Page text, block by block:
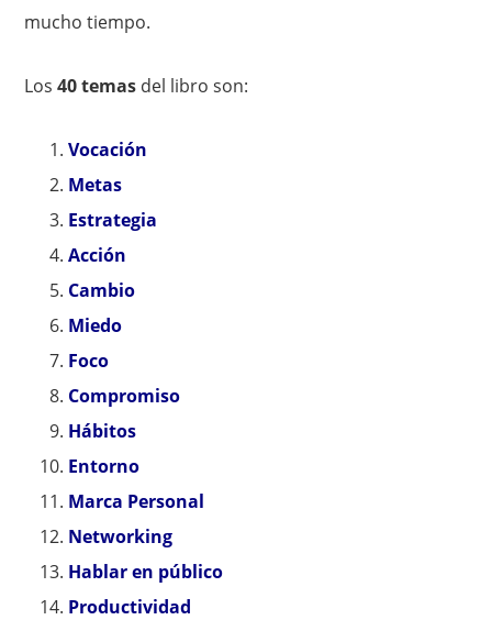
mucho tiempo.
Los40 temas del libro son:
Vocación
Metas
Estrategia
Acción
Cambio
Miedo
Foco
Compromiso
Hábitos
Entorno
Marca Personal
Networking
Hablar en público
Productividad